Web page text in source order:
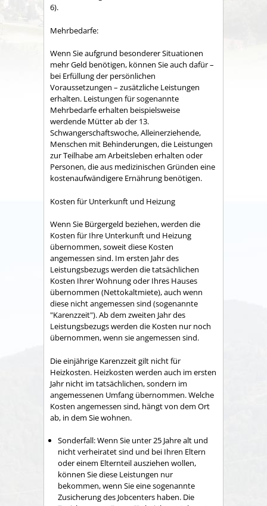
6).
Mehrbedarfe:
Wenn Sie aufgrund besonderer Situationen
mehr Geld benötigen, können Sie auch dafür –
bei Erfüllung der persönlichen
Voraussetzungen – zusätzliche Leistungen
erhalten. Leistungen für sogenannte
Mehrbedarfe erhalten beispielsweise
werdende Mütter ab der 13.
Schwangerschaftswoche, Alleinerziehende,
Menschen mit Behinderungen, die Leistungen
zur Teilhabe am Arbeitsleben erhalten oder
Personen, die aus medizinischen Gründen eine
kostenaufwändigere Ernährung benötigen.
Kosten für Unterkunft und Heizung
Wenn Sie Bürgergeld beziehen, werden die
Kosten für Ihre Unterkunft und Heizung
übernommen, soweit diese Kosten
angemessen sind. Im ersten Jahr des
Leistungsbezugs werden die tatsächlichen
Kosten Ihrer Wohnung oder Ihres Hauses
übernommen (Nettokaltmiete), auch wenn
diese nicht angemessen sind (sogenannte
"Karenzzeit"). Ab dem zweiten Jahr des
Leistungsbezugs werden die Kosten nur noch
übernommen, wenn sie angemessen sind.
Die einjährige Karenzzeit gilt nicht für
Heizkosten. Heizkosten werden auch im ersten
Jahr nicht im tatsächlichen, sondern im
angemessenen Umfang übernommen. Welche
Kosten angemessen sind, hängt von dem Ort
ab, in dem Sie wohnen.
Sonderfall: Wenn Sie unter 25 Jahre alt und
nicht verheiratet sind und bei Ihren Eltern
oder einem Elternteil ausziehen wollen,
können Sie diese Leistungen nur
bekommen, wenn Sie eine sogenannte
Zusicherung des Jobcenters haben. Die